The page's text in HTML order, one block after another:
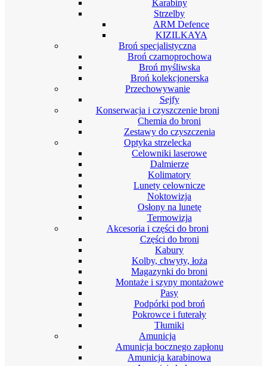
Karabiny
Strzelby
ARM Defence
KIZILKAYA
Broń specjalistyczna
Broń czarnoprochowa
Broń myśliwska
Broń kolekcjonerska
Przechowywanie
Sejfy
Konserwacja i czyszczenie broni
Chemia do broni
Zestawy do czyszczenia
Optyka strzelecka
Celowniki laserowe
Dalmierze
Kolimatory
Lunety celownicze
Noktowizja
Osłony na lunetę
Termowizja
Akcesoria i części do broni
Części do broni
Kabury
Kolby, chwyty, łoża
Magazynki do broni
Montaże i szyny montażowe
Pasy
Podpórki pod broń
Pokrowce i futerały
Tłumiki
Amunicja
Amunicja bocznego zapłonu
Amunicja karabinowa